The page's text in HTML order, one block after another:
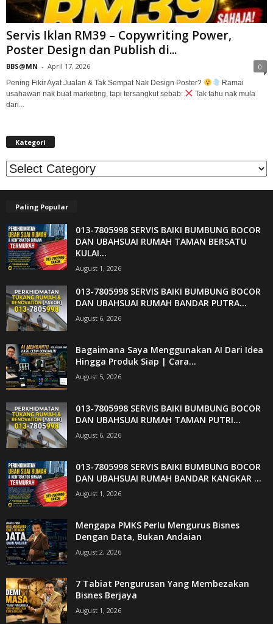
Servis Iklan RM39 – Copywriting Power,
Poster Design dan Publish di...
BBS@MN - April 17, 2026 0
Pening Fikir Ayat Jualan & Tak Sempat Nak Design Poster?
Ramai
usahawan nak buat marketing, tapi tersangkut sebab:
Tak tahu nak mula
dari...
Kategori
Kategori
Paling Popular
013-7805998 SERVIS BAIKI BUMBUNG BOCOR
DAN UBAHSUAI RUMAH TAMAN BERSATU
KULAI...
August 1, 2026
013-7805998 SERVIS BAIKI BUMBUNG BOCOR
DAN UBAHSUAI RUMAH BANDAR PUTRA...
August 6, 2026
Bagaimana Saya Menggunakan AI Dari Idea
Hingga Produk Siap | Cara...
August 5, 2026
013-7805998 SERVIS BAIKI BUMBUNG BOCOR
DAN UBAHSUAI RUMAH TAMAN PUTRI...
August 6, 2026
013-7805998 SERVIS BAIKI BUMBUNG BOCOR
DAN UBAHSUAI RUMAH BANDAR KANGKAR ...
August 1, 2026
Mengapa PMKS Perlu Mengurus Bisnes
Dengan Data, Bukan Andaian
August 2, 2026
7 Tabiat Pengurusan Yang Membezakan
Bisnes Berjaya
August 1, 2026